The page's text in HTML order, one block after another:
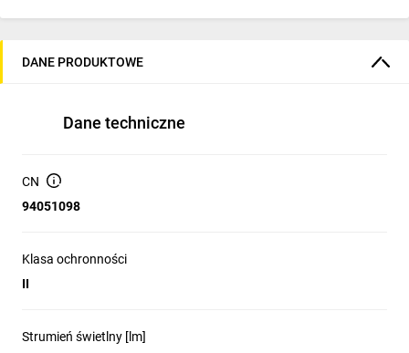
DANE PRODUKTOWE
Dane techniczne
CN
94051098
Klasa ochronności
II
Strumień świetlny [lm]